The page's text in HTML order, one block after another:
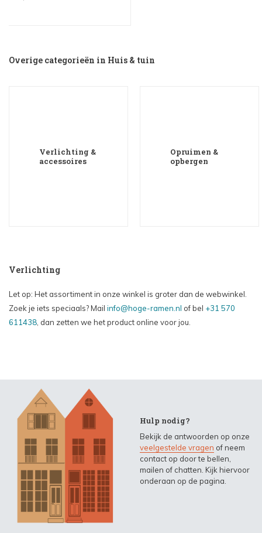
Overige categorieën in Huis & tuin
Verlichting &
accessoires
Opruimen &
opbergen
Verlichting
Let op: Het assortiment in onze winkel is groter dan de webwinkel.
Zoek je iets speciaals? Mail info@hoge-ramen.nl of bel +31 570
611438 , dan zetten we het product online voor jou.
Hulp nodig?
Bekijk de antwoorden op onze
veelgestelde vragen of neem
contact op door te bellen,
mailen of chatten. Kijk hiervoor
onderaan op de pagina.